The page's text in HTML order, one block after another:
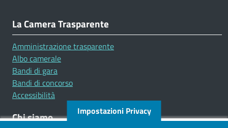
La Camera Trasparente
Amministrazione trasparente
Albo camerale
Bandi di gara
Bandi di concorso
Accessibilità
Chi siamo
Impostazioni Privacy